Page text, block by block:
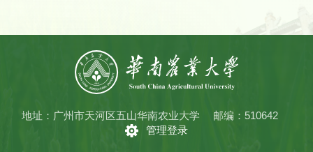
地址：广州市天河区五山华南农业大学
邮编：510642
管理登录